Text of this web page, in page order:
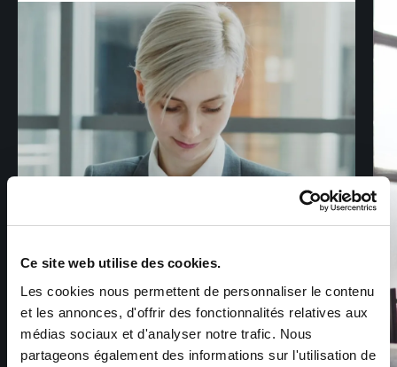
Ce site web utilise des cookies.
Les cookies nous permettent de personnaliser le contenu
et les annonces, d'offrir des fonctionnalités relatives aux
médias sociaux et d'analyser notre trafic. Nous
partageons également des informations sur l'utilisation de